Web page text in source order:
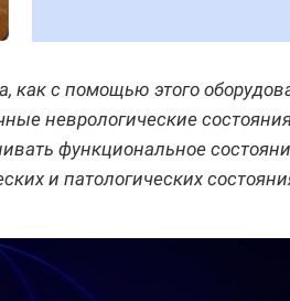
как с помощью этого
неврологические
функциональное
и патологических